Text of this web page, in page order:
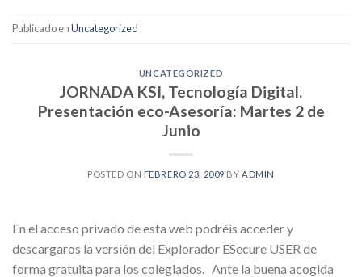
Publicado enUncategorized
UNCATEGORIZED
JORNADA KSI, Tecnología Digital.
Presentación eco-Asesoría: Martes 2 de
Junio
POSTED ON FEBRERO 23, 2009 BY ADMIN
En el acceso privado de esta web podréis acceder y
descargaros la versión del Explorador ESecure USER de
forma gratuita para los colegiados. Ante la buena acogida